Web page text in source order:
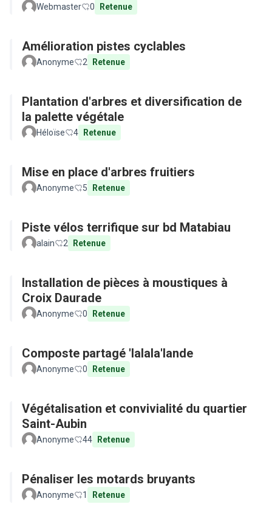
Webmaster 0 Retenue
Amélioration pistes cyclables
Anonyme 2 Retenue
Plantation d'arbres et diversification de
la palette végétale
Héloïse 4 Retenue
Mise en place d'arbres fruitiers
Anonyme 5 Retenue
Piste vélos terrifique sur bd Matabiau
alain 2 Retenue
Installation de pièces à moustiques à
Croix Daurade
Anonyme 0 Retenue
Composte partagé 'lalala'lande
Anonyme 0 Retenue
Végétalisation et convivialité du quartier
Saint-Aubin
Anonyme 44 Retenue
Pénaliser les motards bruyants
Anonyme 1 Retenue